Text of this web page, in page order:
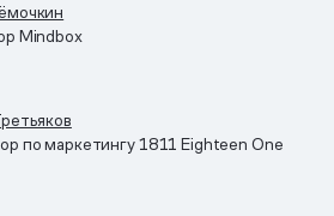
Mindbox
по маркетингу 1811 Eighteen One